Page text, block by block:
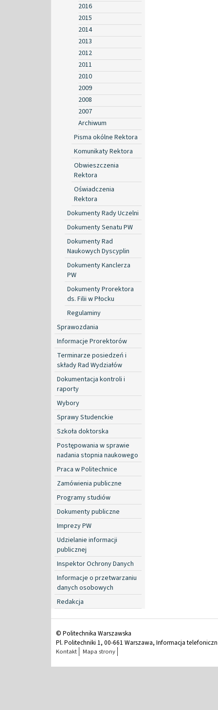
2016
2015
2014
2013
2012
2011
2010
2009
2008
2007
Archiwum
Pisma okólne Rektora
Komunikaty Rektora
Obwieszczenia
Rektora
Oświadczenia
Rektora
Dokumenty Rady Uczelni
Dokumenty Senatu PW
Dokumenty Rad
Naukowych Dyscyplin
Dokumenty Kanclerza
PW
Dokumenty Prorektora
ds. Filii w Płocku
Regulaminy
Sprawozdania
Informacje Prorektorów
Terminarze posiedzeń i
składy Rad Wydziałów
Dokumentacja kontroli i
raporty
Wybory
Sprawy Studenckie
Szkoła doktorska
Postępowania w sprawie
nadania stopnia naukowego
Praca w Politechnice
Zamówienia publiczne
Programy studiów
Dokumenty publiczne
Imprezy PW
Udzielanie informacji
publicznej
Inspektor Ochrony Danych
Informacje o przetwarzaniu
danych osobowych
Redakcja
© Politechnika Warszawska
Pl. Politechniki 1, 00-661 Warszawa, Informacja
Kontakt Mapa strony